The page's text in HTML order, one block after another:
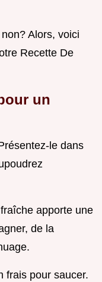
Alors, voici
Recette De
un
le dans
apporte une
de la
frais pour saucer.